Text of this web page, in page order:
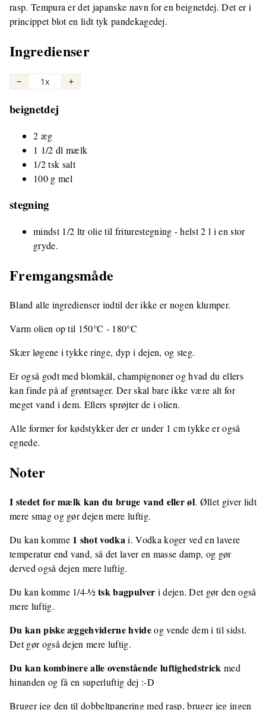
rasp. Tempura er det japanske navn for en beignetdej. Det er i
princippet blot en lidt tyk pandekagedej.
Ingredienser
− 1x +
beignetdej
2 æg
1 1/2 dl mælk
1/2 tsk salt
100 g mel
stegning
mindst 1/2 ltr olie til friturestegning - helst 2 l i en stor
gryde.
Fremgangsmåde
Bland alle ingredienser indtil der ikke er nogen klumper.
Varm olien op til 150°C - 180°C
Skær løgene i tykke ringe, dyp i dejen, og steg.
Er også godt med blomkål, champignoner og hvad du ellers
kan finde på af grøntsager. Der skal bare ikke være alt for
meget vand i dem. Ellers sprøjter de i olien.
Alle former for kødstykker der er under 1 cm tykke er også
egnede.
Noter
I stedet for mælk kan du bruge vand eller øl. Øllet giver lidt
mere smag og gør dejen mere luftig.
Du kan komme 1 shot vodkai. Vodka koger ved en lavere
temperatur end vand, så det laver en masse damp, og gør
derved også dejen mere luftig.
Du kan komme 1/4-½ tsk bagpulver i dejen. Det gør den også
mere luftig.
Du kan piske æggehviderne hvideog vende dem i til sidst.
Det gør også dejen mere luftig.
Du kan kombinere alle ovenstående luftighedstrick med
hinanden og få en superluftig dej :-D
Bruger jeg den til dobbeltpanering med rasp, bruger jeg ingen